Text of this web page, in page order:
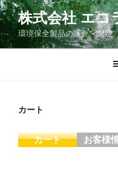
コ
ン
テ
ン
株式会社 エコ
環境保全製品の販売・製造
カート
カート お客様